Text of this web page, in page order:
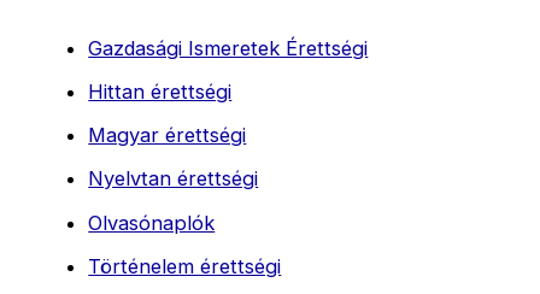
Gazdasági Ismeretek Érettségi
Hittan érettségi
Magyar érettségi
Nyelvtan érettségi
Olvasónaplók
Történelem érettségi